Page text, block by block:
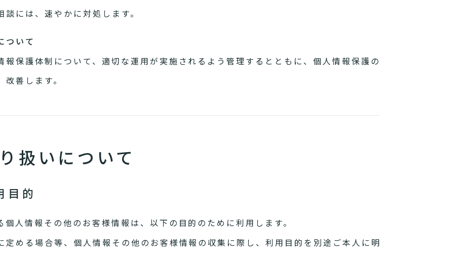
には、速やかに対処します。
ついて
報保護体制について、適切な運用が実施されるよう管理するとともに、個人情報保護の
善します。
扱いについて
目的
人情報その他のお客様情報は、以下の目的のために利用します。
定める場合等、個人情報その他のお客様情報の収集に際し、利用目的を別途ご本人に明